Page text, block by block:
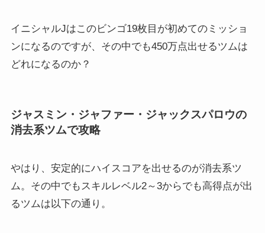
ンになるのですが、その中でも450万点出せるツムは
どれになるのか？
消去系ツムで攻略
ム。その中でもスキルレベル2～3からでも高得点が出
るツムは以下の通り。